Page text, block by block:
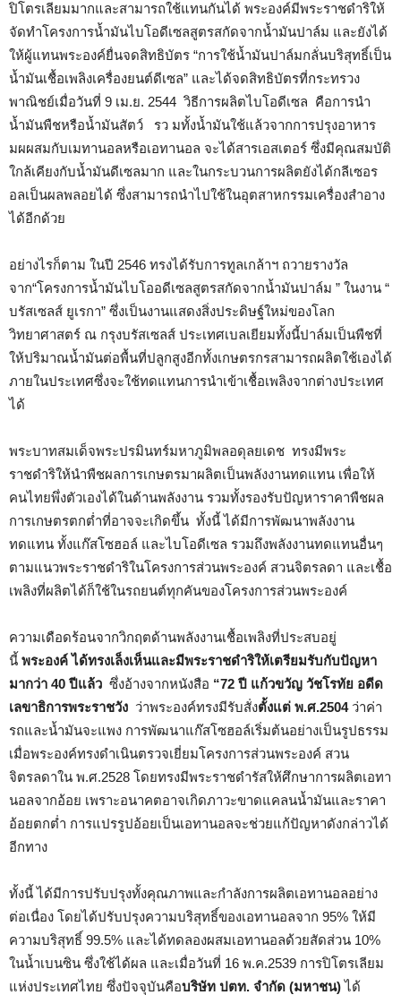
ปิโตรเลียมมากและสามารถใช้แทนกันได้ พระองค์มีพระราชดำริให้
จัดทำโครงการน้ำมันไบโอดีเซลสูตรสกัดจากน้ำมันปาล์ม และยังได้
ให้ผู้แทนพระองค์ยื่นจดสิทธิบัตร “การใช้น้ำมันปาล์มกลั่นบริสุทธิ์เป็น
น้ำมันเชื้อเพลิงเครื่องยนต์ดีเซล” และได้จดสิทธิบัตรที่กระทรวง
พาณิชย์เมื่อวันที่ 9 เม.ย. 2544 วิธีการผลิตไบโอดีเซล คือการนำ
น้ำมันพืชหรือน้ำมันสัตว์ รว มทั้งน้ำมันใช้แล้วจากการปรุงอาหาร
มผผสมกับเมทานอลหรือเอทานอล จะได้สารเอสเตอร์ ซึ่งมีคุณสมบัติ
ใกล้เคียงกับน้ำมันดีเซลมาก และในกระบวนการผลิตยังได้กลีเซอร
อลเป็นผลพลอยได้ ซึ่งสามารถนำไปใช้ในอุตสาหกรรมเครื่องสำอาง
ได้อีกด้วย
อย่างไรก็ตาม ในปี 2546 ทรงได้รับการทูลเกล้าฯ ถวายรางวัล
จาก“โครงการน้ำมันไบโออดีเซลสูตรสกัดจากน้ำมันปาล์ม ” ในงาน “
บรัสเซลส์ ยูเรกา” ซึ่งเป็นงานแสดงสิ่งประดิษฐ์ใหม่ของโลก
วิทยาศาสตร์ ณ กรุงบรัสเซลส์ ประเทศเบลเยียมทั้งนี้ปาล์มเป็นพืชที่
ให้ปริมาณน้ำมันต่อพื้นที่ปลูกสูงอีกทั้งเกษตรกรสามารถผลิตใช้เองได้
ภายในประเทศซึ่งจะใช้ทดแทนการนำเข้าเชื้อเพลิงจากต่างประเทศ
ได้
พระบาทสมเด็จพระปรมินทร์มหาภูมิพลอดุลยเดช ทรงมีพระ
ราชดำริให้นำพืชผลการเกษตรมาผลิตเป็นพลังงานทดแทน เพื่อให้
คนไทยพึ่งตัวเองได้ในด้านพลังงาน รวมทั้งรองรับปัญหาราคาพืชผล
การเกษตรตกต่ำที่อาจจะเกิดขึ้น ทั้งนี้ ได้มีการพัฒนาพลังงาน
ทดแทน ทั้งแก๊สโซฮอล์ และไบโอดีเซล รวมถึงพลังงานทดแทนอื่นๆ
ตามแนวพระราชดำริในโครงการส่วนพระองค์ สวนจิตรลดา และเชื้อ
เพลิงที่ผลิตได้ก็ใช้ในรถยนต์ทุกคันของโครงการส่วนพระองค์
ความเดือดร้อนจากวิกฤตด้านพลังงานเชื้อเพลิงที่ประสบอยู่
นี้ พระองค์ ได้ทรงเล็งเห็นและมีพระราชดำริให้เตรียมรับกับปัญหา
มากว่า 40 ปีแล้ว ซึ่งอ้างจากหนังสือ “72 ปี แก้วขวัญ วัชโรทัย อดีด
เลขาธิการพระราชวัง ว่าพระองค์ทรงมีรับสั่งตั้งแต่ พ.ศ.2504ว่าค่า
รถและน้ำมันจะแพง การพัฒนาแก๊สโซฮอล์เริ่มต้นอย่างเป็นรูปธรรม
เมื่อพระองค์ทรงดำเนินตรวจเยี่ยมโครงการส่วนพระองค์ สวน
จิตรลดาใน พ.ศ.2528 โดยทรงมีพระราชดำรัสให้ศึกษาการผลิตเอทา
นอลจากอ้อย เพราะอนาคตอาจเกิดภาวะขาดแคลนน้ำมันและราคา
อ้อยตกต่ำ การแปรรูปอ้อยเป็นเอทานอลจะช่วยแก้ปัญหาดังกล่าวได้
อีกทาง
ทั้งนี้ ได้มีการปรับปรุงทั้งคุณภาพและกำลังการผลิตเอทานอลอย่าง
ต่อเนื่อง โดยได้ปรับปรุงความบริสุทธิ์ของเอทานอลจาก 95% ให้มี
ความบริสุทธิ์ 99.5% และได้ทดลองผสมเอทานอลด้วยสัดส่วน 10%
ในน้ำเบนซิน ซึ่งใช้ได้ผล และเมื่อวันที่ 16 พ.ค.2539 การปิโตรเลียม
แห่งประเทศไทย ซึ่งปัจจุบันคือบริษัท ปตท. จำกัด (มหาชน)ได้